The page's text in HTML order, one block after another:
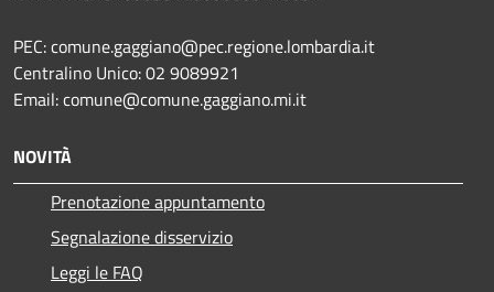
PEC: comune.gaggiano@pec.regione.lombardia.it
Centralino Unico: 02 9089921
Email: comune@comune.gaggiano.mi.it
NOVITÀ
Prenotazione appuntamento
Segnalazione disservizio
Leggi le FAQ